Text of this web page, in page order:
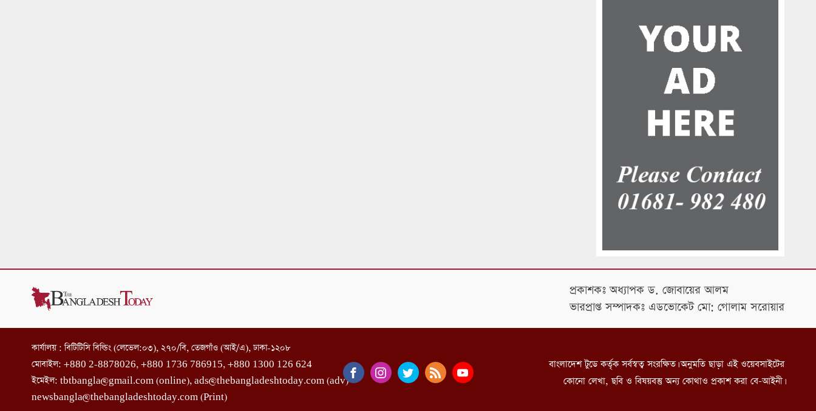
প্রকাশকঃ অধ্যাপক ড. জোবায়ের আলম
ভারপ্রাপ্ত সম্পাদকঃ এডভোকেট মো: গোলাম সরোয়ার
কার্যালয় : বিটিটিসি বিল্ডিং (লেভেল:০৩), ২৭০/বি, তেজগাঁও (আই/এ), ঢাকা-১২০৮
মোবাইল: +880 2-8878026, +880 1736 786915, +880 1300 126 624
ইমেইল: tbtbangla@gmail.com (online), ads@thebangladeshtoday.com (adv)
newsbangla@thebangladeshtoday.com (Print)
বাংলাদেশ টুডে কর্তৃক সর্বস্বত্ব সংরক্ষিত। অনুমতি ছাড়া এই ওয়েবসাইটের
কোনো লেখা, ছবি ও বিষয়বস্তু অন্য কোথাও প্রকাশ করা বে-আইনী।